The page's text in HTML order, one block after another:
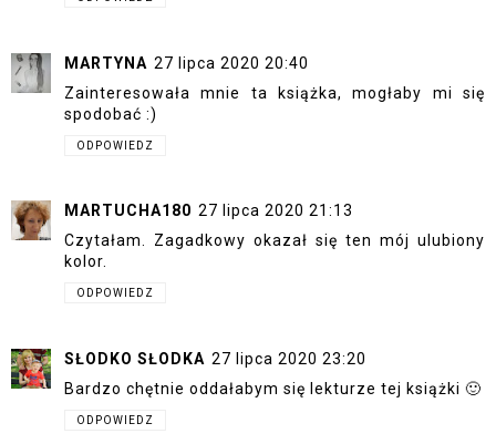
MARTYNA 27 lipca 2020 20:40
Zainteresowała mnie ta książka, mogłaby mi się
spodobać :)
ODPOWIEDZ
MARTUCHA180 27 lipca 2020 21:13
Czytałam. Zagadkowy okazał się ten mój ulubiony
kolor.
ODPOWIEDZ
SŁODKO SŁODKA 27 lipca 2020 23:20
Bardzo chętnie oddałabym się lekturze tej książki 🙂
ODPOWIEDZ